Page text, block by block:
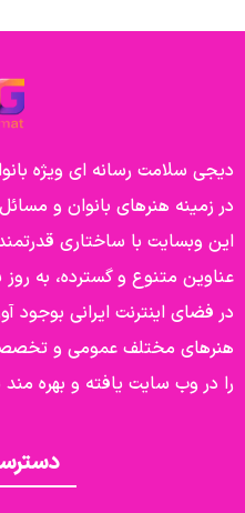
دیجی سلامت رسانه ای ویژه
در زمینه هنرهای بانوان و
این وبسایت با ساختاری
عناوین متنوع و گسترده، به
در فضای اینترنت ایرانی بوجود
هنرهای مختلف عمومی و
را در وب سایت یافته و بهره